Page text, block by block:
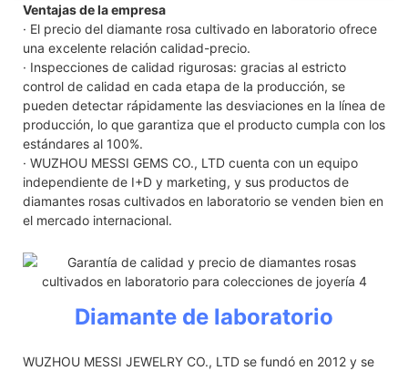
Ventajas de la empresa
· El precio del diamante rosa cultivado en laboratorio ofrece
una excelente relación calidad-precio.
· Inspecciones de calidad rigurosas: gracias al estricto
control de calidad en cada etapa de la producción, se
pueden detectar rápidamente las desviaciones en la línea de
producción, lo que garantiza que el producto cumpla con los
estándares al 100%.
· WUZHOU MESSI GEMS CO., LTD cuenta con un equipo
independiente de I+D y marketing, y sus productos de
diamantes rosas cultivados en laboratorio se venden bien en
el mercado internacional.
Diamante de laboratorio
WUZHOU MESSI JEWELRY CO., LTD se fundó en 2012 y se